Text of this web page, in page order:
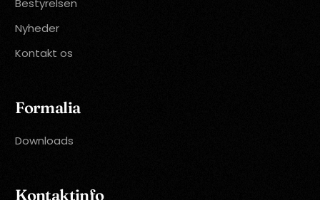
Bestyrelsen
Nyheder
Kontakt os
Formalia
Downloads
Kontaktinfo